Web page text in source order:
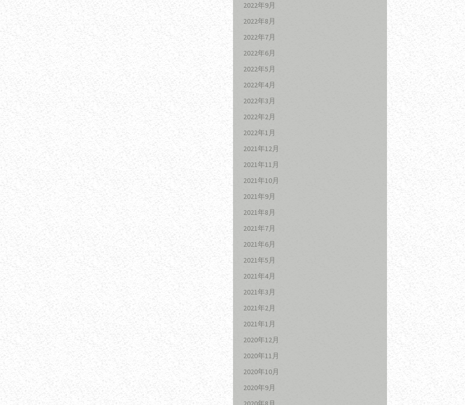
2022年9月
2022年8月
2022年7月
2022年6月
2022年5月
2022年4月
2022年3月
2022年2月
2022年1月
2021年12月
2021年11月
2021年10月
2021年9月
2021年8月
2021年7月
2021年6月
2021年5月
2021年4月
2021年3月
2021年2月
2021年1月
2020年12月
2020年11月
2020年10月
2020年9月